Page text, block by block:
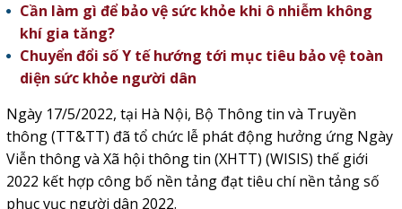
Cần làm gì để bảo vệ sức khỏe khi ô nhiễm không
khí gia tăng?
Chuyển đổi số Y tế hướng tới mục tiêu bảo vệ toàn
diện sức khỏe người dân
Ngày 17/5/2022, tại Hà Nội, Bộ Thông tin và Truyền
thông (TT&TT) đã tổ chức lễ phát động hưởng ứng Ngày
Viễn thông và Xã hội thông tin (XHTT) (WISIS) thế giới
2022 kết hợp công bố nền tảng đạt tiêu chí nền tảng số
phục vục người dân 2022.